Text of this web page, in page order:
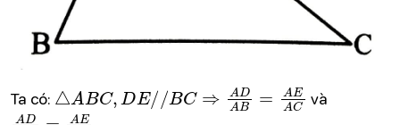
Ta có:
△ AB C ⇒ =A
và
ADDB=AEEC